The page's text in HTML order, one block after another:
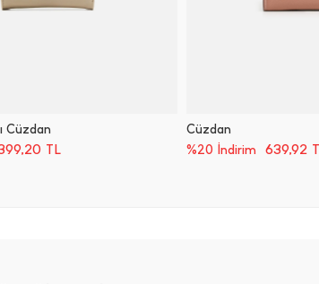
Cüzdan
TL
Cüzdan
%20 İndirim
639,92